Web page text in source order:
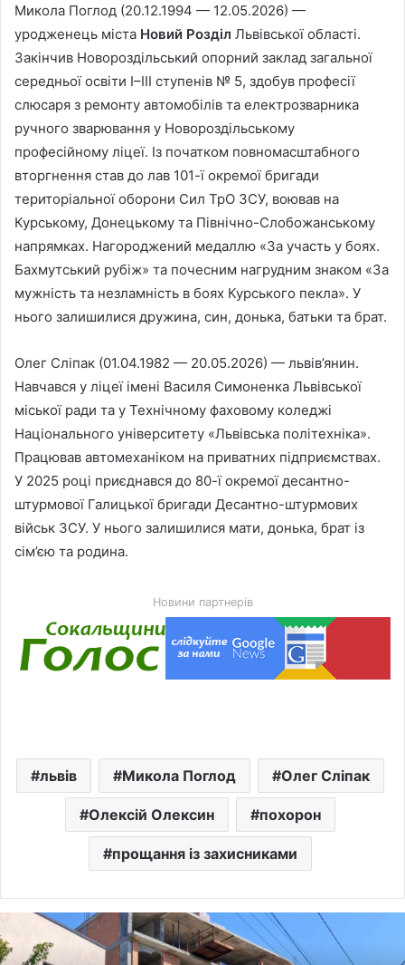
Микола Поглод (20.12.1994 — 12.05.2026) —
уродженець міста Новий Розділ Львівської області.
Закінчив Новороздільський опорний заклад загальної
середньої освіти І–ІІІ ступенів № 5, здобув професії
слюсаря з ремонту автомобілів та електрозварника
ручного зварювання у Новороздільському
професійному ліцеї. Із початком повномасштабного
вторгнення став до лав 101-ї окремої бригади
територіальної оборони Сил ТрО ЗСУ, воював на
Курському, Донецькому та Північно-Слобожанському
напрямках. Нагороджений медаллю «За участь у боях.
Бахмутський рубіж» та почесним нагрудним знаком «За
мужність та незламність в боях Курського пекла». У
нього залишилися дружина, син, донька, батьки та брат.
Олег Сліпак (01.04.1982 — 20.05.2026) — львів’янин.
Навчався у ліцеї імені Василя Симоненка Львівської
міської ради та у Технічному фаховому коледжі
Національного університету «Львівська політехніка».
Працював автомеханіком на приватних підприємствах.
У 2025 році приєднався до 80-ї окремої десантно-
штурмової Галицької бригади Десантно-штурмових
військ ЗСУ. У нього залишилися мати, донька, брат із
сім’єю та родина.
Новини партнерів
львів Микола Поглод Олег Сліпак
Олексій Олексин похорон
прощання із захисниками